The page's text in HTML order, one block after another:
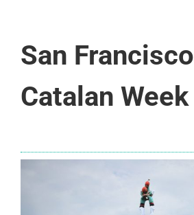
San Francisco
Catalan Week